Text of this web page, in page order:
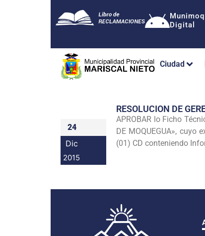
Munimoq
Digital
Ciudad
24
Dic
2015
RESOLUCION DE
APROBAR lo Ficho
DE MOQUEGUA»,
(01) CD conteniendo